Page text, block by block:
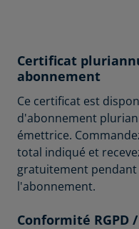
Certificat
abonnement
Ce certificat est
d'abonnement
émettrice.
total indiqué et
gratuitement
l'abonnement.
Conformité RGPD /